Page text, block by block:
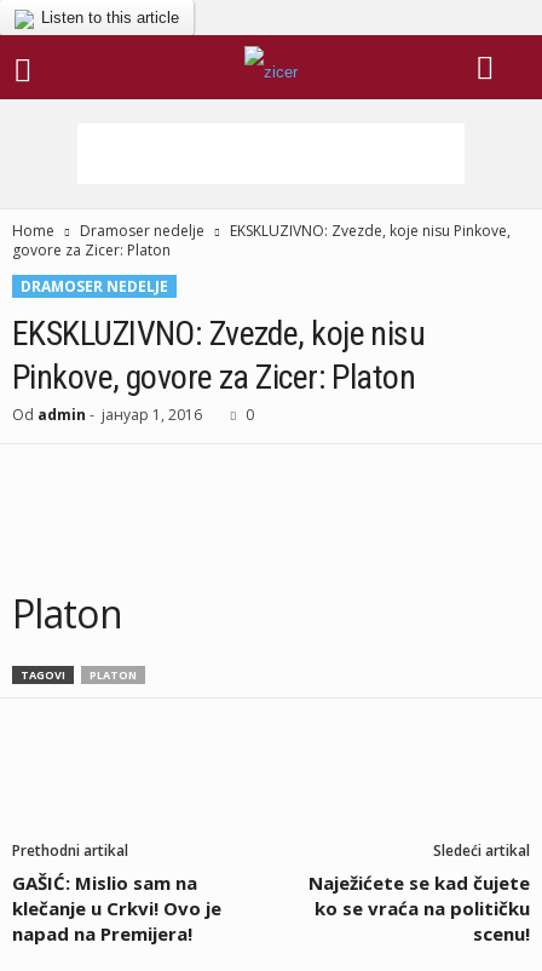
Listen to this article
Home Dramoser nedelje
EKSKLUZIVNO: Zvezde, koje nisu Pinkove,
govore za Zicer: Platon
DRAMOSER NEDELJE
EKSKLUZIVNO: Zvezde, koje nisu
Pinkove, govore za Zicer: Platon
Od admin - јануар 1, 2016 0
Platon
TAGOVI PLATON
Prethodni artikal
GAŠIĆ: Mislio sam na
klečanje u Crkvi! Ovo je
napad na Premijera!
Sledeći artikal
Naježićete se kad čujete
ko se vraća na političku
scenu!